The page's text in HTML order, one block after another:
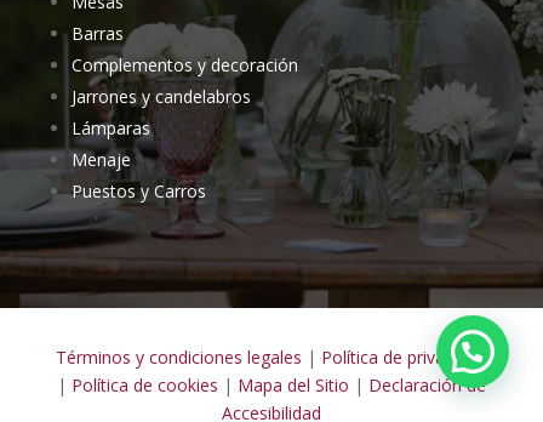
 665610528
hola@evencias.es
Alquiler para eventos
Asientos
Mesas
Barras
Complementos y decoración
Jarrones y candelabros
Lámparas
Puestos y Carros